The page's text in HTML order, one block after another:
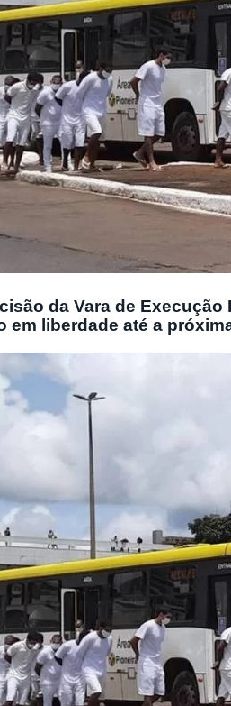
da Vara de
em liberdade até a